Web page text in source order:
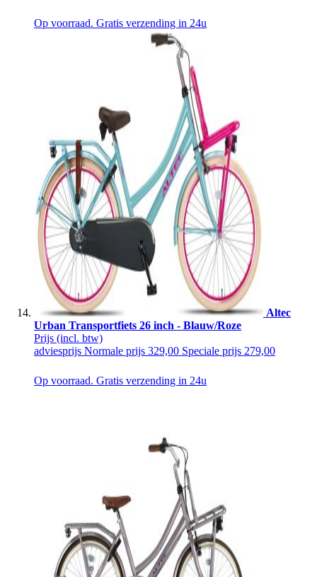
Op voorraad. Gratis verzending in 24u
Altec
Urban Transportfiets 26 inch - Blauw/Roze
Prijs (incl. btw)
adviesprijs Normale prijs 329,00 Speciale prijs 279,00
Op voorraad. Gratis verzending in 24u